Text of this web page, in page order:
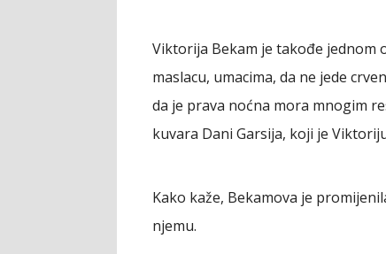
Viktorija Bekam je takođe jednom
maslacu, umacima, da ne jede
da je prava noćna mora mnogim
kuvara Dani Garsija, koji je
Kako kaže, Bekamova je
njemu.